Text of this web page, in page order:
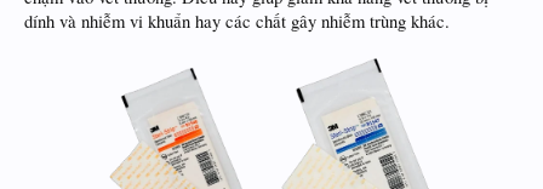
dính và nhiễm vi khuẩn hay các chất gây nhiễm trùng khác.